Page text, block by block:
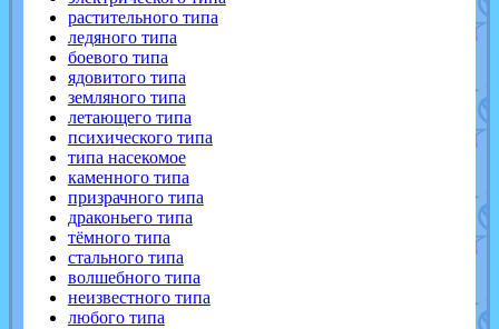
растительного типа
ледяного типа
боевого типа
ядовитого типа
земляного типа
летающего типа
психического типа
типа насекомое
каменного типа
призрачного типа
драконьего типа
тёмного типа
стального типа
волшебного типа
неизвестного типа
любого типа